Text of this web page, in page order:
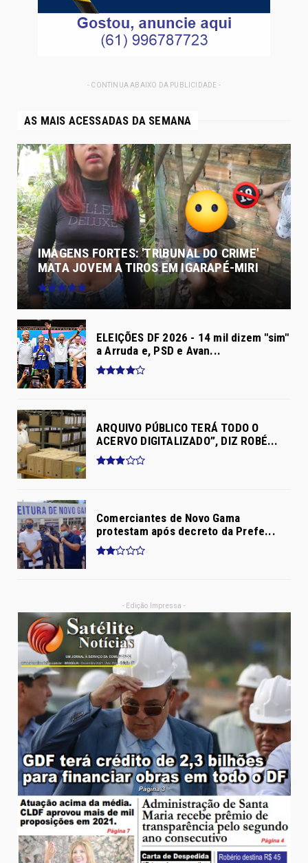
- CONTINUA ABAIXO DA PUBLICIDADE -
AS MAIS ACESSADAS DA SEMANA
IMAGENS FORTES: 'TRIBUNAL DO CRIME'
MATA JOVEM A TIROS EM IGARAPÉ-MIRI
ELEIÇÕES DF 2026 - 14 mil dizem "sim"
a Arruda e, PSD e Avan...
ARQUIVO PÚBLICO TERÁ TODO O
ACERVO DIGITALIZADO”, DIZ ROBÉ...
Comerciantes de Novo Gama
protestam após decreto da Prefe...
- Edição Impressa -